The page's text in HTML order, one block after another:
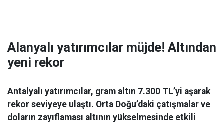
Alanyalı yatırımcılar müjde! Altından
yeni rekor
Antalyalı yatırımcılar, gram altın 7.300 TL’yi aşarak
rekor seviyeye ulaştı. Orta Doğu’daki çatışmalar ve
doların zayıflaması altının yükselmesinde etkili